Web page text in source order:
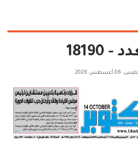
- 18190
06 أغسطس 2026